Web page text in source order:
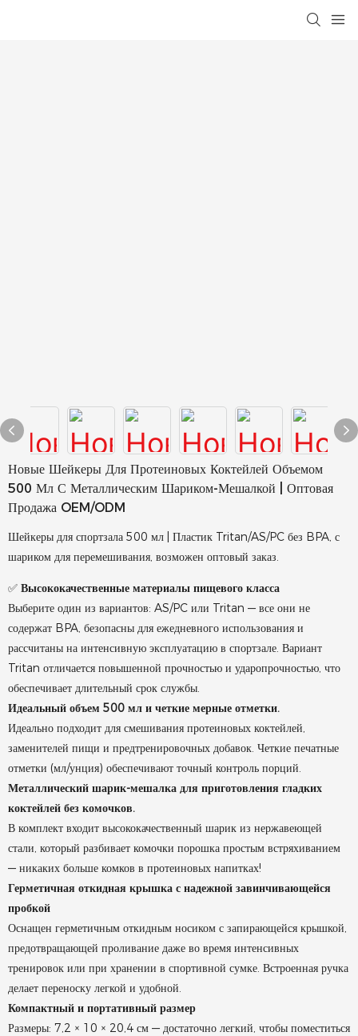
Новые Шейкеры Для Протеиновых Коктейлей Объемом
500 Мл С Металлическим Шариком-Мешалкой | Оптовая
Продажа OEM/ODM
Шейкеры для спортзала 500 мл | Пластик Tritan/AS/PC без BPA, с
шариком для перемешивания, возможен оптовый заказ.
✅ Высококачественные материалы пищевого класса
Выберите один из вариантов: AS/PC или Tritan — все они не
содержат BPA, безопасны для ежедневного использования и
рассчитаны на интенсивную эксплуатацию в спортзале. Вариант
Tritan отличается повышенной прочностью и ударопрочностью, что
обеспечивает длительный срок службы.
Идеальный объем 500 мл и четкие мерные отметки.
Идеально подходит для смешивания протеиновых коктейлей,
заменителей пищи и предтренировочных добавок. Четкие печатные
отметки (мл/унция) обеспечивают точный контроль порций.
Металлический шарик-мешалка для приготовления гладких
коктейлей без комочков.
В комплект входит высококачественный шарик из нержавеющей
стали, который разбивает комочки порошка простым встряхиванием
— никаких больше комков в протеиновых напитках!
Герметичная откидная крышка с надежной завинчивающейся
пробкой
Оснащен герметичным откидным носиком с запирающейся крышкой,
предотвращающей проливание даже во время интенсивных
тренировок или при хранении в спортивной сумке. Встроенная ручка
делает переноску легкой и удобной.
Компактный и портативный размер
Размеры: 7,2 × 10 × 20,4 см — достаточно легкий, чтобы поместиться